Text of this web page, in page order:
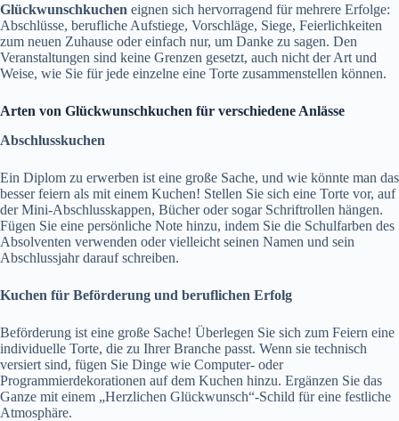
Glückwunschkuchen eignen sich hervorragend für mehrere Erfolge:
Abschlüsse, berufliche Aufstiege, Vorschläge, Siege, Feierlichkeiten
zum neuen Zuhause oder einfach nur, um Danke zu sagen. Den
Veranstaltungen sind keine Grenzen gesetzt, auch nicht der Art und
Weise, wie Sie für jede einzelne eine Torte zusammenstellen können.
Arten von Glückwunschkuchen für verschiedene Anlässe
Abschlusskuchen
Ein Diplom zu erwerben ist eine große Sache, und wie könnte man das
besser feiern als mit einem Kuchen! Stellen Sie sich eine Torte vor, auf
der Mini-Abschlusskappen, Bücher oder sogar Schriftrollen hängen.
Fügen Sie eine persönliche Note hinzu, indem Sie die Schulfarben des
Absolventen verwenden oder vielleicht seinen Namen und sein
Abschlussjahr darauf schreiben.
Kuchen für Beförderung und beruflichen Erfolg
Beförderung ist eine große Sache! Überlegen Sie sich zum Feiern eine
individuelle Torte, die zu Ihrer Branche passt. Wenn sie technisch
versiert sind, fügen Sie Dinge wie Computer- oder
Programmierdekorationen auf dem Kuchen hinzu. Ergänzen Sie das
Ganze mit einem „Herzlichen Glückwunsch“-Schild für eine festliche
Atmosphäre.